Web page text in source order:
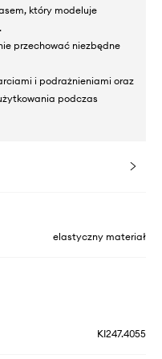
który modeluje
przechować niezbędne
i podrażnieniami oraz
podczas
elastyczny materiał
KI247.4055